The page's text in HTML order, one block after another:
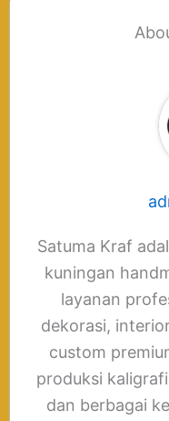
Satuma Kraf
kuningan
layanan
dekorasi,
custom
produksi
dan berbagai